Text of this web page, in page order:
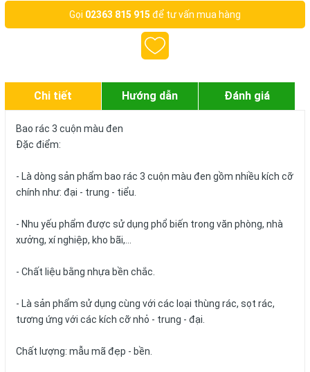
Gọi 02363 815 915 để tư vấn mua hàng
Chi tiết Hướng dẫn Đánh giá
Bao rác 3 cuộn màu đen
Đặc điểm:
- Là dòng sản phẩm bao rác 3 cuộn màu đen gồm nhiều kích cỡ
chính như: đại - trung - tiểu.
- Nhu yếu phẩm được sử dụng phổ biến trong văn phòng, nhà
xưởng, xí nghiệp, kho bãi,...
- Chất liệu bằng nhựa bền chắc.
- Là sản phẩm sử dụng cùng với các loại thùng rác, sọt rác,
tương ứng với các kích cỡ nhỏ - trung - đại.
Chất lượng: mẫu mã đẹp - bền.